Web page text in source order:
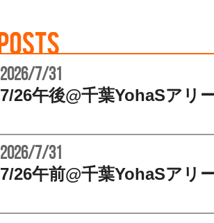
2026/7/31
7/26午後@千葉YohaSア
2026/7/31
7/26午前@千葉YohaSア